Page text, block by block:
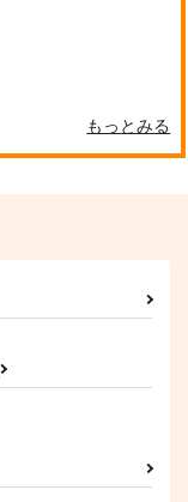
猫の国
作品詳細
ミスラとオーエン
カート
もっとみる